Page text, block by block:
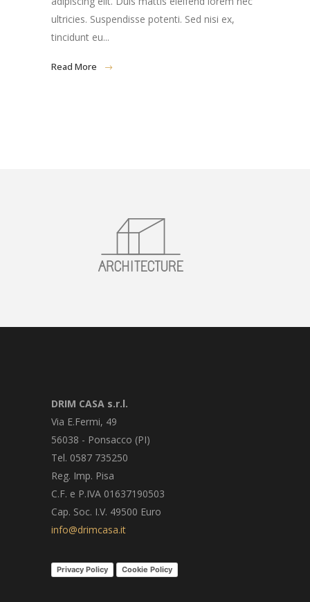
ultricies. Suspendisse potenti. Sed nisi ex,
tincidunt eu...
56038 - Ponsacco (PI)
C.F. e P.IVA 01637190503
info@drimcasa.it
Privacy Policy Cookie Policy